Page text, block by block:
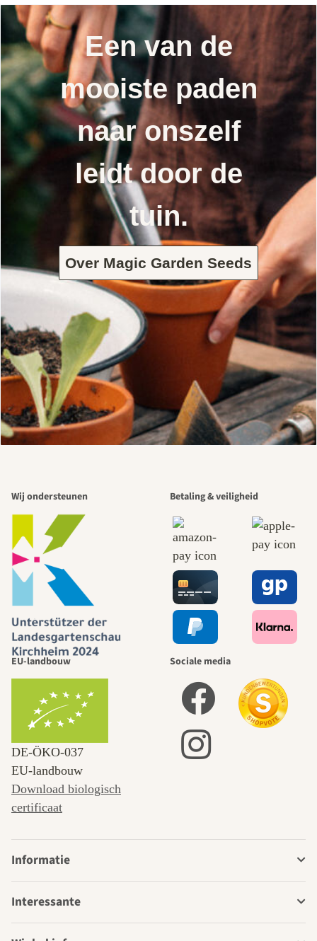
Een van de
mooiste paden
naar onszelf
leidt door de
tuin.
Over Magic Garden Seeds
Wij ondersteunen Betaling & veiligheid
EU-landbouw
DE‑ÖKO‑037
EU-landbouw
Download biologisch
certificaat
Sociale media
Informatie
Interessante